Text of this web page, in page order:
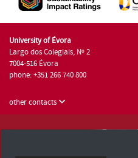
University of Évora
Largo dos Colegiais, Nº 2
7004-516 Évora
phone: +351 266 740 800
other contacts